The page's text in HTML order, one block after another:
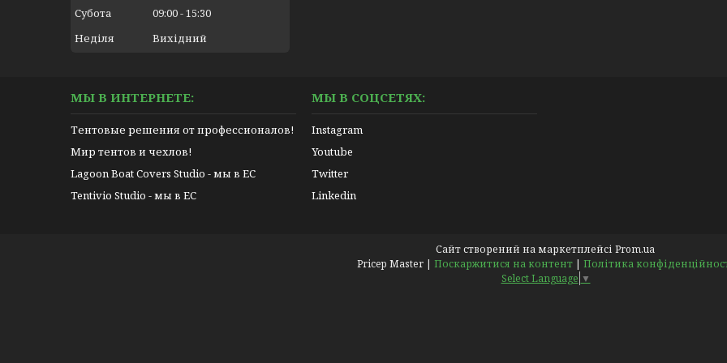
Субота 09:00 15:30
Неділя
Вихідний
МЫ В ИНТЕРНЕТЕ:
Тентовые решения от профессионалов!
Мир тентов и чехлов!
Lagoon Boat Covers Studio - мы в ЕС
Tentivio Studio - мы в ЕС
МЫ В СОЦСЕТЯХ:
Instagram
Youtube
Twitter
Linkedin
Сайт створений на маркетплейсі Prom.ua
Pricep Master | Поскаржитися на контент | Політика
Select Language ▼